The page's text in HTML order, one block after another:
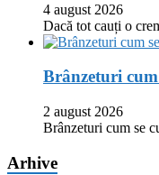
4 august 2026
Dacă tot cauți o
Brânzeturi
2 august 2026
Brânzeturi cum se
Arhive